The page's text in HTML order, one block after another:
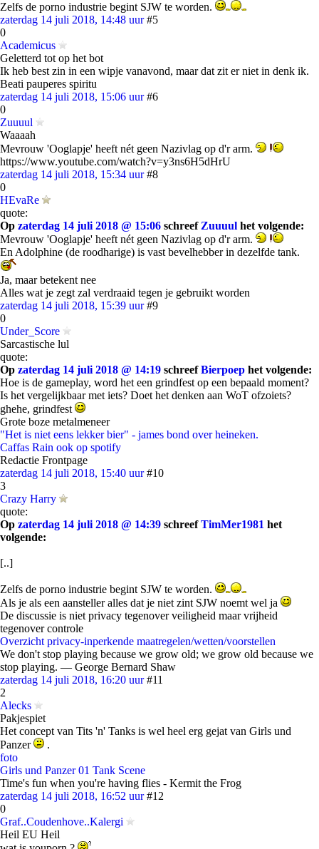
Zelfs de porno industrie begint SJW te worden.
zaterdag 14 juli 2018, 14:48 uur #5
0
Academicus
Geletterd tot op het bot
Ik heb best zin in een wipje vanavond, maar dat zit er niet in denk ik.
Beati pauperes spiritu
zaterdag 14 juli 2018, 15:06 uur #6
0
Zuuuul
Waaaah
Mevrouw 'Ooglapje' heeft nét geen Nazivlag op d'r arm.
https://www.youtube.com/watch?v=y3ns6H5dHrU
zaterdag 14 juli 2018, 15:34 uur #8
0
HEvaRe
quote:
Op zaterdag 14 juli 2018 @ 15:06 schreef Zuuuul het volgende:
Mevrouw 'Ooglapje' heeft nét geen Nazivlag op d'r arm.
En Adolphine (de roodharige) is vast bevelhebber in dezelfde tank.
Ja, maar betekent nee
Alles wat je zegt zal verdraaid tegen je gebruikt worden
zaterdag 14 juli 2018, 15:39 uur #9
0
Under_Score
Sarcastische lul
quote:
Op zaterdag 14 juli 2018 @ 14:19 schreefBierpoep het volgende:
Hoe is de gameplay, word het een grindfest op een bepaald moment?
Is het vergelijkbaar met iets? Doet het denken aan WoT ofzoiets?
ghehe, grindfest
Grote boze metalmeneer
"Het is niet eens lekker bier" - james bond over heineken.
Caffas Rain ook op spotify
Redactie Frontpage
zaterdag 14 juli 2018, 15:40 uur #10
3
Crazy Harry
quote:
Op zaterdag 14 juli 2018 @ 14:39 schreefTimMer1981 het
volgende:
[..]
Zelfs de porno industrie begint SJW te worden.
Als je als een aansteller alles dat je niet zint SJW noemt wel ja
De discussie is niet privacy tegenover veiligheid maar vrijheid
tegenover controle
Overzicht privacy-inperkende maatregelen/wetten/voorstellen
We don't stop playing because we grow old; we grow old because we
stop playing. ― George Bernard Shaw
zaterdag 14 juli 2018, 16:20 uur #11
2
Alecks
Pakjespiet
Het concept van Tits 'n' Tanks is wel heel erg gejat van Girls und
Panzer
.
foto
Girls und Panzer 01 Tank Scene
Time's fun when you're having flies - Kermit the Frog
zaterdag 14 juli 2018, 16:52 uur #12
0
Graf..Coudenhove..Kalergi
Heil EU Heil